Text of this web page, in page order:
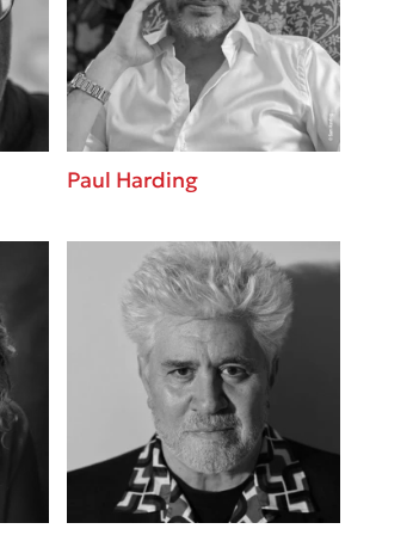
Paul Harding